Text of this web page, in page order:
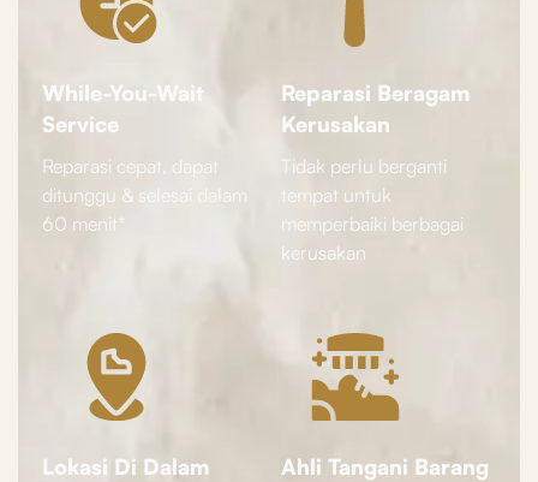
While-You-Wait
Service
Reparasi cepat, dapat
ditunggu & selesai dalam
60 menit*
Reparasi Beragam
Kerusakan
Tidak perlu berganti
tempat untuk
memperbaiki berbagai
kerusakan
Lokasi Di Dalam
Ahli Tangani Barang